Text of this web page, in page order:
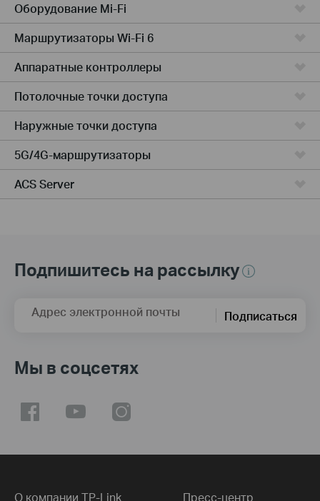
Оборудование Mi-Fi
Маршрутизаторы Wi-Fi 6
Аппаратные контроллеры
Потолочные точки доступа
Наружные точки доступа
5G/4G-маршрутизаторы
ACS Server
Подпишитесь на рассылку
Адрес электронной почты Подписаться
Мы в соцсетях
О компании TP-Link Пресс-центр